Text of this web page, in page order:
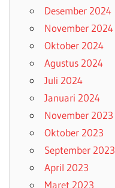
Desember 2024
November 2024
Oktober 2024
Agustus 2024
Juli 2024
Januari 2024
November 2023
Oktober 2023
September 2023
April 2023
Maret 2023